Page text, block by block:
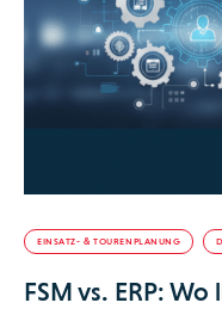
EINSATZ- & TOURENPLANUNG
FSM vs. ERP: